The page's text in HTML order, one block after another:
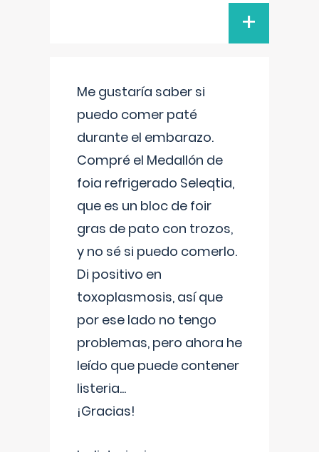
+
Me gustaría saber si
puedo comer paté
durante el embarazo.
Compré el Medallón de
foia refrigerado Seleqtia,
que es un bloc de foir
gras de pato con trozos,
y no sé si puedo comerlo.
Di positivo en
toxoplasmosis, así que
por ese lado no tengo
problemas, pero ahora he
leído que puede contener
listeria...
¡Gracias!